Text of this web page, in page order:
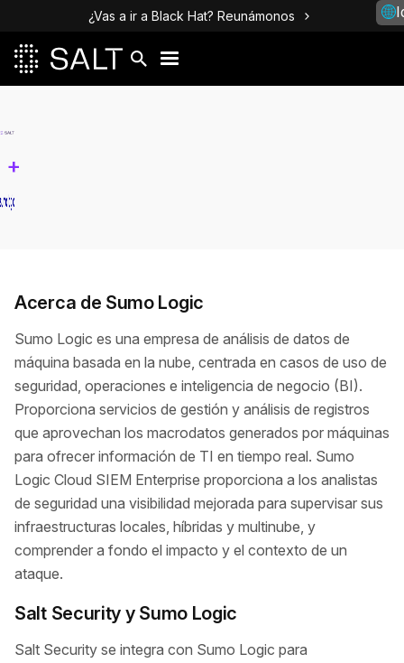
¿Vas a ir a Black Hat? Reunámonos
+
Acerca de Sumo Logic
Sumo Logic es una empresa de análisis de datos de
máquina basada en la nube, centrada en casos de uso de
seguridad, operaciones e inteligencia de negocio (BI).
Proporciona servicios de gestión y análisis de registros
que aprovechan los macrodatos generados por máquinas
para ofrecer información de TI en tiempo real. Sumo
Logic Cloud SIEM Enterprise proporciona a los analistas
de seguridad una visibilidad mejorada para supervisar sus
infraestructuras locales, híbridas y multinube, y
comprender a fondo el impacto y el contexto de un
ataque.
Salt Security y Sumo Logic
Salt Security se integra con Sumo Logic para